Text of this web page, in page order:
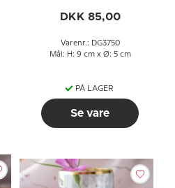
DKK 85,00
Varenr.: DG3750
Mål: H: 9 cm x Ø: 5 cm
PÅ LAGER
Se vare